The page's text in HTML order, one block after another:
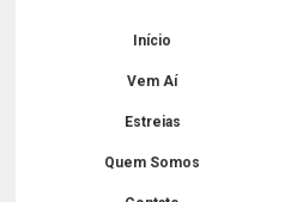
Início
Vem Aí
Estreias
Quem Somos